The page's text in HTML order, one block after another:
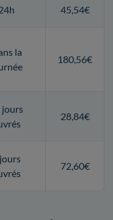
45,54€
la
180,56€
jours
28,84€
72,60€